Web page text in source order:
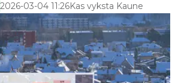
2026-03-04 11:26Kas vyksta Kaune